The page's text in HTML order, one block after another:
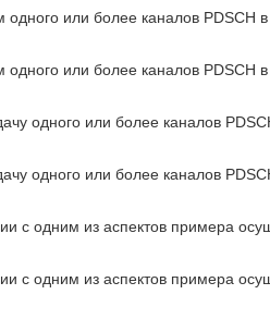
или более каналов PDSCH в
или более каналов PDSCH в
одного или более каналов
одного или более каналов
с одним из аспектов примера
с одним из аспектов примера